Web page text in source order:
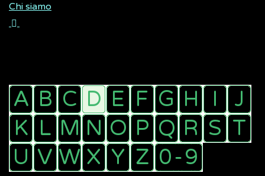
Chi siamo